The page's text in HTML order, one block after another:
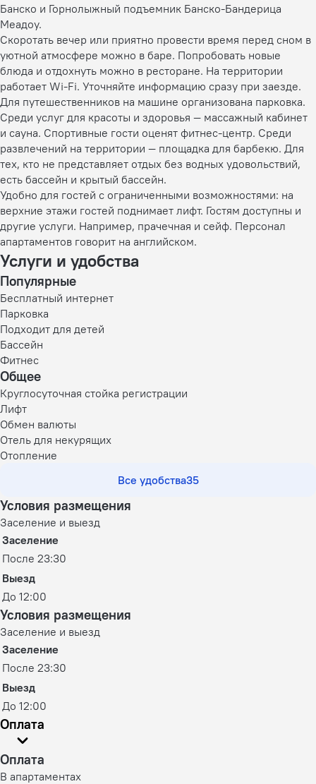
Банско и Горнолыжный подъемник Банско-Бандерица
Меадоу.
Скоротать вечер или приятно провести время перед сном в
уютной атмосфере можно в баре. Попробовать новые
блюда и отдохнуть можно в ресторане. На территории
работает Wi-Fi. Уточняйте информацию сразу при заезде.
Для путешественников на машине организована парковка.
Среди услуг для красоты и здоровья — массажный кабинет
и сауна. Спортивные гости оценят фитнес-центр. Среди
развлечений на территории — площадка для барбекю. Для
тех, кто не представляет отдых без водных удовольствий,
есть бассейн и крытый бассейн.
Удобно для гостей с ограниченными возможностями: на
верхние этажи гостей поднимает лифт. Гостям доступны и
другие услуги. Например, прачечная и сейф. Персонал
апартаментов говорит на английском.
Услуги и удобства
Популярные
Бесплатный интернет
Парковка
Подходит для детей
Бассейн
Фитнес
Общее
Круглосуточная стойка регистрации
Лифт
Обмен валюты
Отель для некурящих
Отопление
Все удобства35
Условия размещения
Заселение и выезд
Заселение
После 23:30
Выезд
До 12:00
Условия размещения
Заселение и выезд
Заселение
После 23:30
Выезд
До 12:00
Оплата
Оплата
В апартаментах